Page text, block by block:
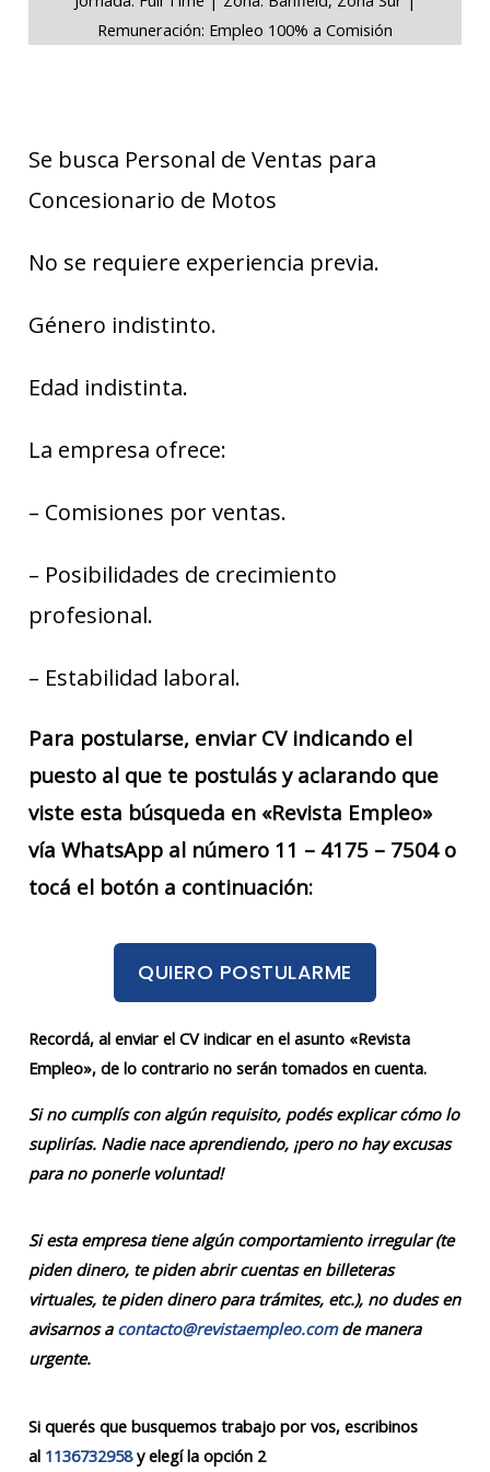
Remuneración: Empleo 100% a Comisión
Se busca Personal de Ventas para
Concesionario de Motos
No se requiere experiencia previa.
Género indistinto.
Edad indistinta.
La empresa ofrece:
– Comisiones por ventas.
– Posibilidades de crecimiento
profesional.
– Estabilidad laboral.
Para postularse, enviar CV indicando el
puesto al que te postulás y aclarando que
viste esta búsqueda en «Revista Empleo»
vía WhatsApp al número 11 – 4175 – 7504 o
tocá el botón a continuación:
QUIERO POSTULARME
Recordá, al enviar el CV indicar en el asunto «Revista
Empleo», de lo contrario no serán tomados en cuenta.
Si no cumplís con algún requisito, podés explicar cómo lo
suplirías. Nadie nace aprendiendo, ¡pero no hay excusas
para no ponerle voluntad!
Si esta empresa tiene algún comportamiento irregular (te
piden dinero, te piden abrir cuentas en billeteras
virtuales, te piden dinero para trámites, etc.), no dudes en
avisarnos a contacto@revistaempleo.comde manera
urgente.
Si querés que busquemos trabajo por vos, escribinos
al 1136732958y elegí la opción 2